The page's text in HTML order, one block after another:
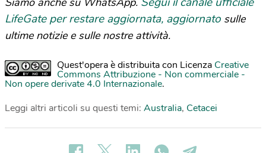
LifeGate per restare aggiornata, aggiornato sulle
ultime notizie e sulle nostre attività.
Quest'opera è distribuita con Licenza Creative
Commons Attribuzione - Non commerciale -
Non opere derivate 4.0 Internazionale.
Leggi altri articoli su questi temi: Australia, Cetacei